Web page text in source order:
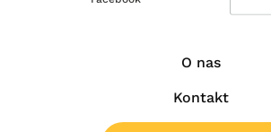
O nas
Kontakt